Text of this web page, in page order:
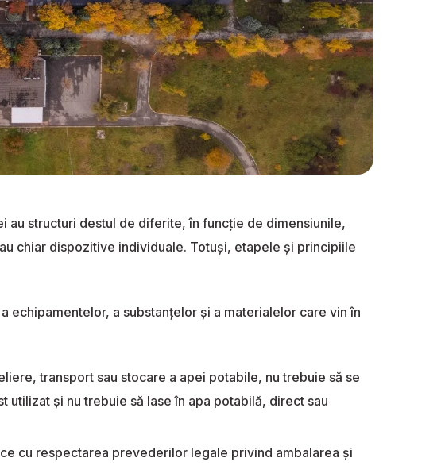
au structuri destul de diferite, în funcţie de dimensiunile,
chiar dispozitive individuale. Totuşi, etapele și principiile
echipamentelor, a substanțelor și a materialelor care vin în
transport sau stocare a apei potabile, nu trebuie să se
și nu trebuie să lase în apa potabilă, direct sau
cu respectarea prevederilor legale privind ambalarea și